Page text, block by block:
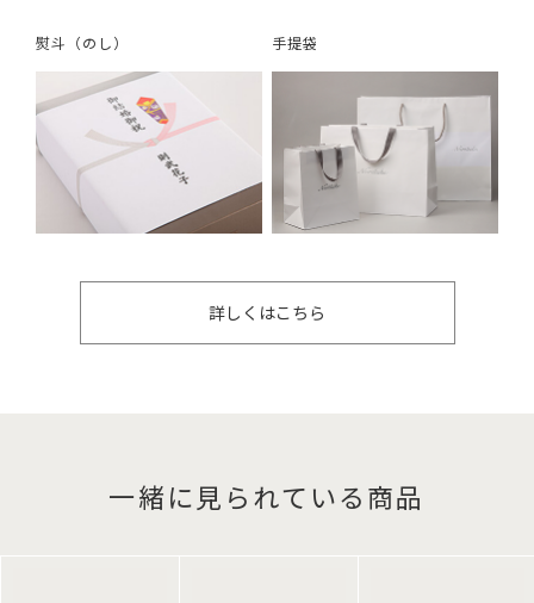
熨斗（のし） 手提袋
詳しくはこちら
一緒に見られている商品